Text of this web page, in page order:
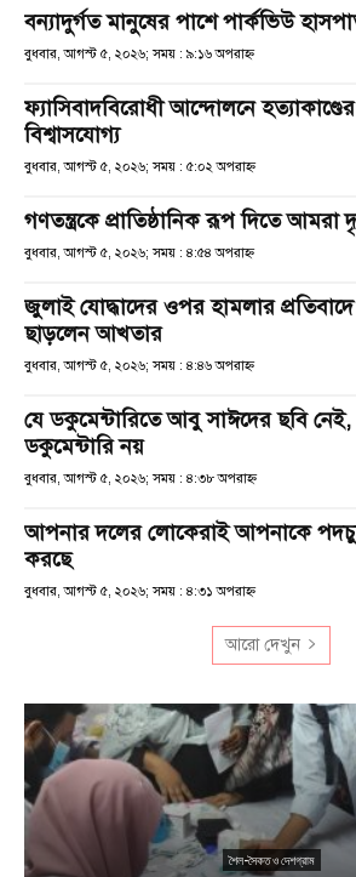
বন্যাদুর্গত মানুষের পাশে পার্কভিউ
বুধবার, আগস্ট ৫, ২০২৬; সময় : ৯:১৬ অপরাহ্ণ
ফ্যাসিবাদবিরোধী আন্দোলনে
বিশ্বাসযোগ্য
বুধবার, আগস্ট ৫, ২০২৬; সময় : ৫:০২ অপরাহ্ণ
গণতন্ত্রকে প্রাতিষ্ঠানিক রূপ দিতে আমরা
বুধবার, আগস্ট ৫, ২০২৬; সময় : ৪:৫৪ অপরাহ্ণ
জুলাই যোদ্ধাদের ওপর হামলার প্রতিবাদে
ছাড়লেন আখতার
বুধবার, আগস্ট ৫, ২০২৬; সময় : ৪:৪৬ অপরাহ্ণ
যে ডকুমেন্টারিতে আবু সাঈদের ছবি
ডকুমেন্টারি নয়
বুধবার, আগস্ট ৫, ২০২৬; সময় : ৪:৩৮ অপরাহ্ণ
আপনার দলের লোকেরাই আপনাকে
করছে
বুধবার, আগস্ট ৫, ২০২৬; সময় : ৪:৩১ অপরাহ্ণ
আরো দেখুন
শৈল-সৈকত ও দেশগ্রাম